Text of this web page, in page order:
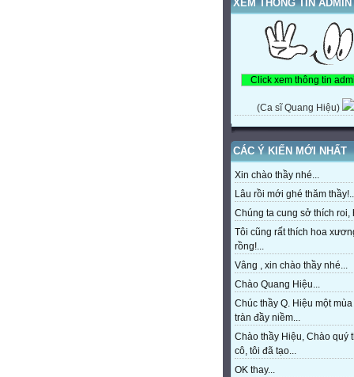
XEM THÔNG TIN ADMIN
(Ca sĩ Quang Hiệu)
CÁC Ý KIẾN MỚI NHẤT
Xin chào thầy nhé...
Lâu rồi mới ghé thăm
Chúng ta cung sở thích roi,
Tôi cũng rất thích hoa
rồng!...
Vâng , xin chào thầy nhé...
Chào Quang Hiệu...
Chúc thầy Q. Hiệu một mùa
tràn đầy niềm...
Chào thầy Hiệu, Chào quý
cô, tôi đã tạo...
OK thay...